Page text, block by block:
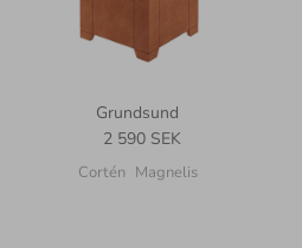
Grundsund
Translation missing:
2 590 SEK
Cortén Magnelis